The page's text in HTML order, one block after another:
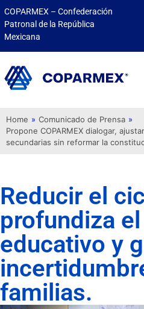
COPARMEX – Confederación
Patronal de la República
Mexicana
Home » Comunicado de Prensa »
Propone COPARMEX dialogar,
secundarias sin reformar la
Reducir el
profundiza
educativo y
familias.